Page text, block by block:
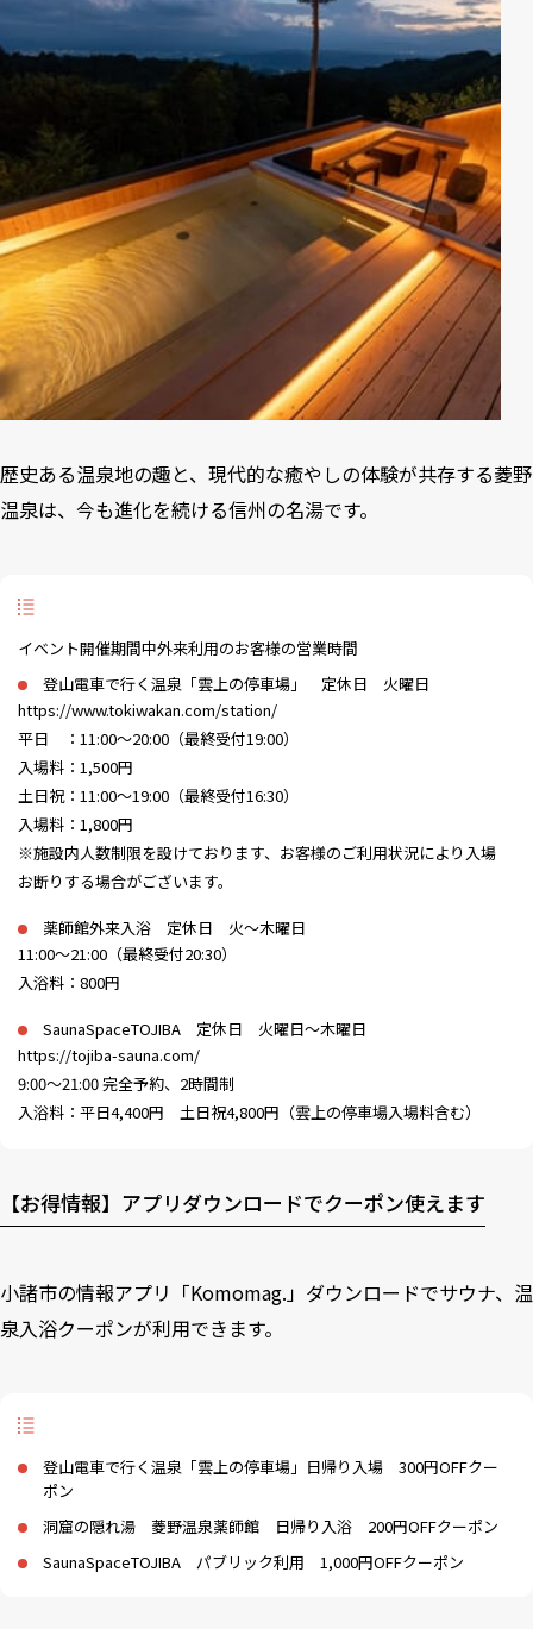
歴史ある温泉地の趣と、現代的な癒やしの体験が共存する菱野
温泉は、今も進化を続ける信州の名湯です。
イベント開催期間中外来利用のお客様の営業時間
登山電車で行く温泉「雲上の停車場」 定休日 火曜日
https://www.tokiwakan.com/station/
平日 ：11:00～20:00（最終受付19:00）
入場料：1,500円
土日祝：11:00～19:00（最終受付16:30）
入場料：1,800円
※施設内人数制限を設けております、お客様のご利用状況により入場
お断りする場合がございます。
薬師館外来入浴 定休日 火～木曜日
11:00～21:00（最終受付20:30）
入浴料：800円
SaunaSpaceTOJIBA 定休日 火曜日～木曜日
https://tojiba-sauna.com/
9:00～21:00 完全予約、2時間制
入浴料：平日4,400円 土日祝4,800円（雲上の停車場入場料含む）
【お得情報】アプリダウンロードでクーポン使えます
小諸市の情報アプリ「Komomag.」 ダウンロードでサウナ、温
泉入浴クーポンが利用できます。
登山電車で行く温泉「雲上の停車場」日帰り入場 300円OFFクー
ポン
洞窟の隠れ湯 菱野温泉薬師館 日帰り入浴 200円OFFクーポン
SaunaSpaceTOJIBA パブリック利用 1,000円OFFクーポン